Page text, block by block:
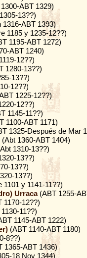
ABT 1329)
13??)
ABT 1393)
1185 y 1235-12??)
1195-ABT 1272)
ABT 1240)
12??)
1280-13??)
13??)
12??)
1225-12??)
12??)
1145-11??)
1100-ABT 1171)
1325-Después de Mar
(Abt 1360-ABT 1404)
1310-13??)
13??)
13??)
13??)
1101 y 1141-11??)
Urraca(ABT 1255-
1170-12??)
11??)
1145-ABT 1222)
(ABT 1140-ABT 1180)
8??)
1365-ABT 1436)
18 Nov 1344)